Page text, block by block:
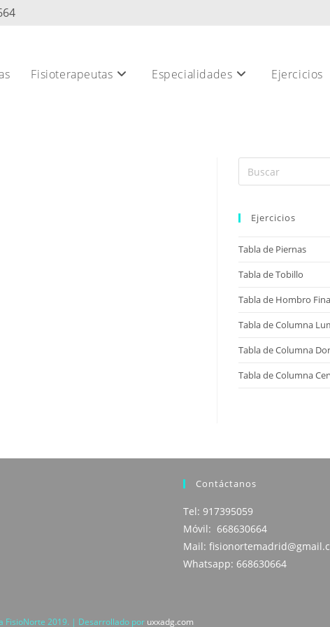
Fisioterapeutas Especialidades Ejercicios
Ejercicios
Tabla de Piernas
Tabla de Tobillo
Tabla de Hombro
Tabla de Columna
Tabla de Columna
Tabla de Columna
Contáctanos
Tel: 917395059
Móvil: 668630664
Mail:
Whatsapp: 668630664
FisioNorte 2019. | Desarrollado por uxxadg.com